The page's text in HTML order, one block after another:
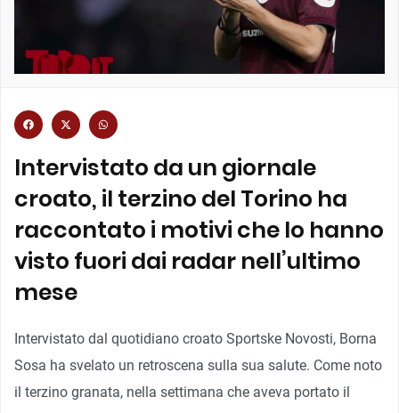
Intervistato da un giornale
croato, il terzino del Torino ha
raccontato i motivi che lo hanno
visto fuori dai radar nell’ultimo
mese
Intervistato dal quotidiano croato Sportske Novosti, Borna
Sosa ha svelato un retroscena sulla sua salute. Come noto
il terzino granata, nella settimana che aveva portato il